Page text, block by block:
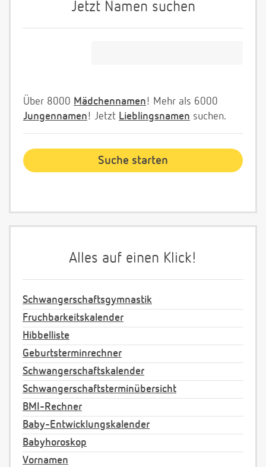
Jetzt Namen suchen
Über 8000 Mädchennamen! Mehr als 6000
Jungennamen! Jetzt Lieblingsnamen suchen.
Alles auf einen Klick!
Schwangerschaftsgymnastik
Fruchbarkeitskalender
Hibbelliste
Geburtsterminrechner
Schwangerschaftskalender
Schwangerschaftsterminübersicht
BMI-Rechner
Baby-Entwicklungskalender
Babyhoroskop
Vornamen